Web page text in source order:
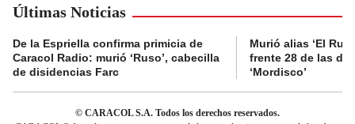
Últimas Noticias
De la Espriella confirma primicia de
Caracol Radio: murió ‘Ruso’, cabecilla
de disidencias Farc
Murió alias ‘El
frente 28 de las
‘Mordisco’
© CARACOL S.A. Todos los derechos reservados.